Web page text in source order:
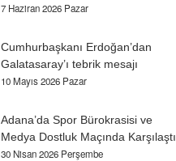
7 Haziran 2026 Pazar
Cumhurbaşkanı Erdoğan’dan
Galatasaray’ı tebrik mesajı
10 Mayıs 2026 Pazar
Adana’da Spor Bürokrasisi ve
Medya Dostluk Maçında Karşılaştı
30 Nisan 2026 Perşembe